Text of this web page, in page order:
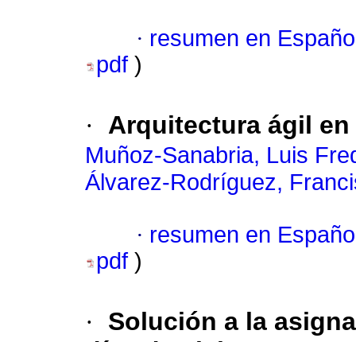
· resumen en
pdf )
· Arquitectura ágil en
Muñoz-Sanabria, Luis
Álvarez-Rodríguez,
· resumen en
pdf )
·
Solución a la